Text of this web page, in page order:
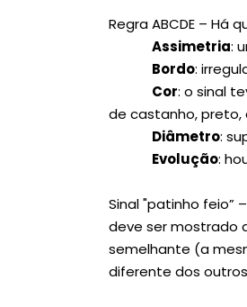
Regra ABCDE – Há
Assimetria:
Bordo:
Cor: o sinal
de castanho, preto,
Diâmetro:
Evolução:
Sinal "patinho feio”
deve ser mostrado
semelhante (a
diferente dos